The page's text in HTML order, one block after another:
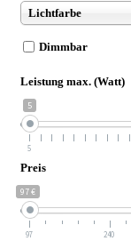
Lichtfarbe
Dimmbar
Leistung max. (Watt)
5
5
Preis
97 €
97 240